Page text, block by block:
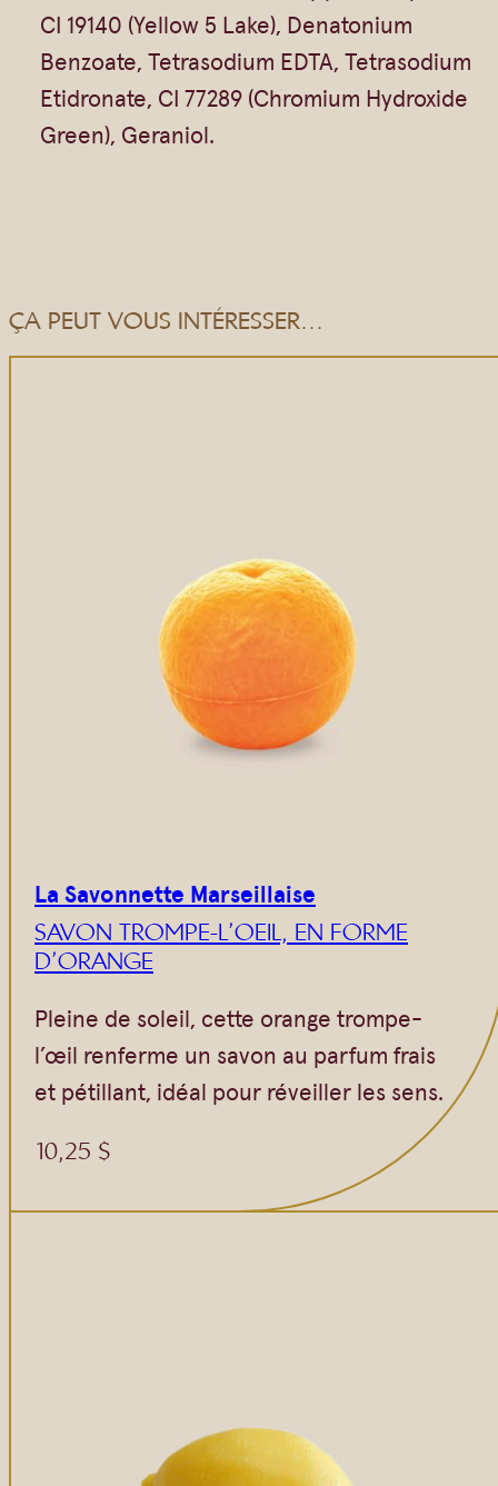
CI 19140 (Yellow 5 Lake), Denatonium
Benzoate, Tetrasodium EDTA, Tetrasodium
Etidronate, CI 77289 (Chromium Hydroxide
Green), Geraniol.
f
r
i
ÇA PEUT VOUS INTÉRESSER…
La Savonnette Marseillaise
SAVON TROMPE-L’OEIL, EN FORME
D’ORANGE
Pleine de soleil, cette orange trompe-
l’œil renferme un savon au parfum frais
et pétillant, idéal pour réveiller les sens.
10,25 $